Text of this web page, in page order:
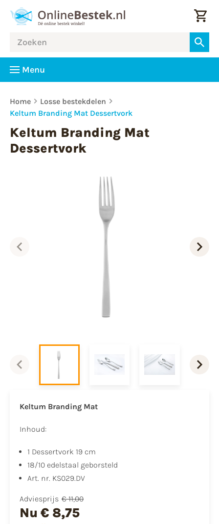
Menu
Home
Losse bestekdelen
Keltum Branding Mat Dessertvork
Keltum Branding Mat
Dessertvork
Keltum Branding Mat
Inhoud:
1 Dessertvork 19 cm
18/10 edelstaal geborsteld
Art. nr. KS029.DV
Adviesprijs € 11,00
Nu € 8,75